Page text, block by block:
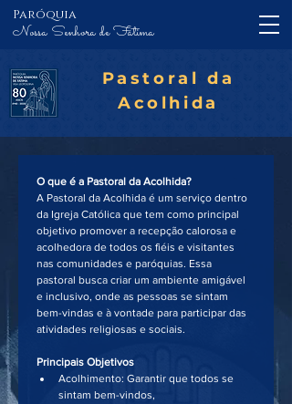
Nossa Senhora de Fátima
Paróquia
Pastoral da
Acolhida
O que é a Pastoral da Acolhida?
A Pastoral da Acolhida é um serviço dentro
da Igreja Católica que tem como principal
objetivo promover a recepção calorosa e
acolhedora de todos os fiéis e visitantes
nas comunidades e paróquias. Essa
pastoral busca criar um ambiente amigável
e inclusivo, onde as pessoas se sintam
bem-vindas e à vontade para participar das
atividades religiosas e sociais.
Principais Objetivos
Acolhimento: Garantir que todos se
sintam bem-vindos,